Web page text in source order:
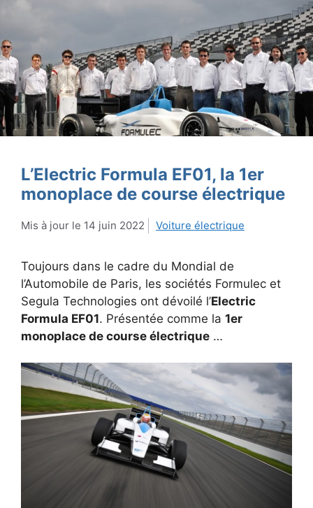
L’Electric Formula EF01, la 1er
monoplace de course électrique
14 juin 2022 Voiture électrique
Toujours dans le cadre du Mondial de
l’Automobile de Paris, les sociétés Formulec et
Segula Technologies ont dévoilé l’Electric
Formula EF01. Présentée comme la 1er
monoplace de course électrique …